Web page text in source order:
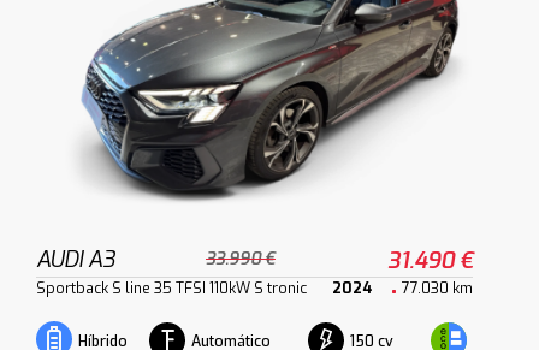
AUDI A3 33.990 € 31.490 €
Sportback S line 35 TFSI 110kW S tronic 2024 77.030 km
Híbrido Automático 150 cv